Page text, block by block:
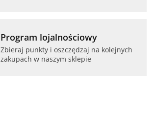
Program lojalnościowy
Zbieraj punkty i oszczędzaj na kolejnych
zakupach w naszym sklepie